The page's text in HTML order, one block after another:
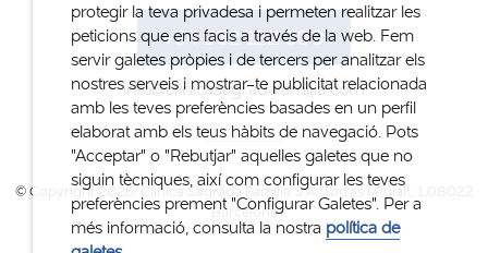
+34 932 122 300
info@clinicasagradafamilia.com
© Copyright 2026. Clinica Sagrada Família S.A. Torras i Pujalt, 1.08022
Barcelona
protegir la teva privadesa i permeten realitzar les
peticions que ens facis a través de la web. Fem
servir galetes pròpies i de tercers per analitzar els
nostres serveis i mostrar-te publicitat relacionada
amb les teves preferències basades en un perfil
elaborat amb els teus hàbits de navegació. Pots
"Acceptar" o "Rebutjar" aquelles galetes que no
siguin tècniques, així com configurar les teves
preferències prement "Configurar Galetes". Per a
més informació, consulta la nostra política de